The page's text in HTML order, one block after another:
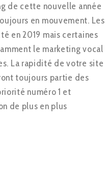
de cette nouvelle année
en mouvement. Les
en 2019 mais certaines
le marketing vocal
La rapidité de votre site
toujours partie des
numéro 1 et
de plus en plus